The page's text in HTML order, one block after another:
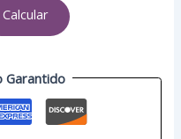
Calcular
Garantido